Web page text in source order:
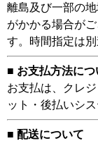
離島及び一部の
がかかる場合が
す。時間指定は別
■ お支払方法につ
お支払は、クレ
ット・後払いシ
■ 配送について